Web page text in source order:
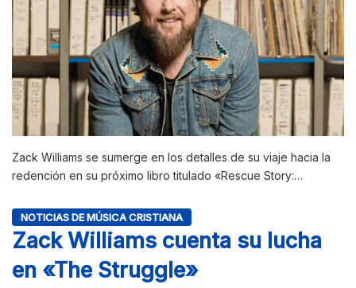
Zack Williams se sumerge en los detalles de su viaje hacia la
redención en su próximo libro titulado «Rescue Story:…
NOTICIAS DE MÚSICA CRISTIANA
Zack Williams cuenta su lucha
en «The Struggle»